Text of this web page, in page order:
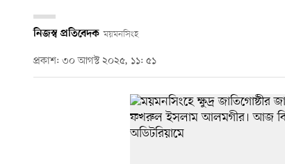
নিজস্ব প্রতিবেদক ময়মনসিংহ
প্রকাশ: ৩০ আগস্ট ২০২৫, ১১: ৫১